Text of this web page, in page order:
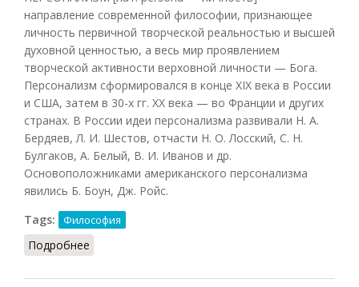
направление современной философии, признающее
личность первичной творческой реальностью и высшей
духовной ценностью, а весь мир проявлением
творческой активности верховной личности — Бога.
Персонализм сформировался в конце XIX века в России
и США, затем в 30-х гг. XX века — во Франции и других
странах. В России идеи персонализма развивали Н. А.
Бердяев, Л. И. Шестов, отчасти Н. О. Лосский, С. Н.
Булгаков, А. Белый, В. И. Иванов и др.
Основоположниками американского персонализма
явились Б. Боун, Дж. Ройс.
Tags:
Философия
Подробнее